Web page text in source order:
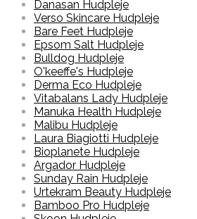
Danasan Hudpleje
Verso Skincare Hudpleje
Bare Feet Hudpleje
Epsom Salt Hudpleje
Bulldog Hudpleje
O'keeffe's Hudpleje
Derma Eco Hudpleje
Vitabalans Lady Hudpleje
Manuka Health Hudpleje
Malibu Hudpleje
Laura Biagiotti Hudpleje
Bioplanete Hudpleje
Argador Hudpleje
Sunday Rain Hudpleje
Urtekram Beauty Hudpleje
Bamboo Pro Hudpleje